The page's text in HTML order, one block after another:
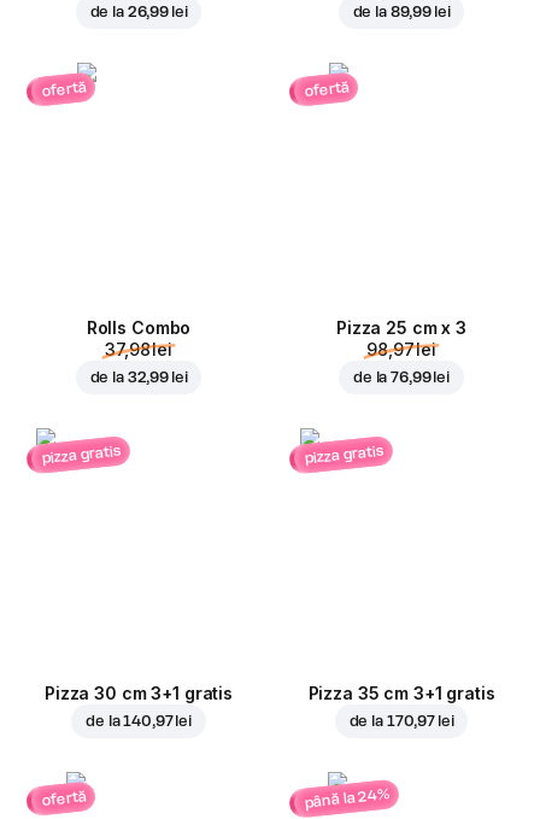
de la 26,99 lei de la 89,99 lei
ofertă
Rolls Combo
37,98 lei
de la 32,99 lei
ofertă
Pizza 25 cm x 3
98,97 lei
de la76,99 lei
pizza gratis
Pizza 30 cm 3+1 gratis
de la140,97 lei
pizza gratis
Pizza 35 cm 3+1 gratis
de la 170,97 lei
ofertă până la 24%